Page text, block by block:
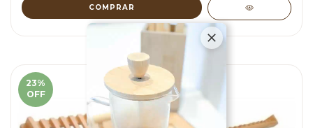
23%
OFF